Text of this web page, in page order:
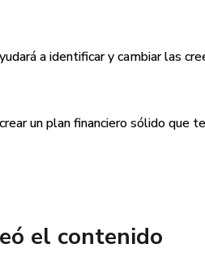
a identificar y cambiar las
un plan financiero sólido que
el contenido